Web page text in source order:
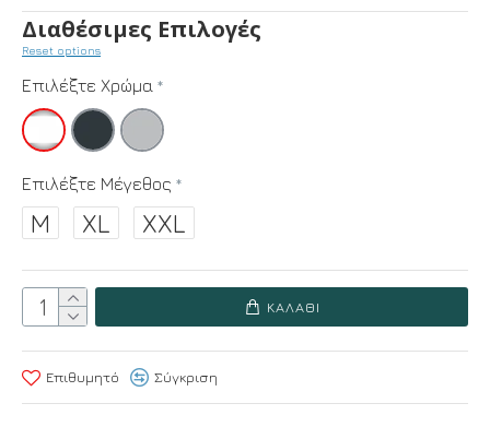
Διαθέσιμες Επιλογές
Reset options
Επιλέξτε Χρώμα
Επιλέξτε Μέγεθος
M XL XXL
ΚΑΛΆΘΙ
Επιθυμητό Σύγκριση